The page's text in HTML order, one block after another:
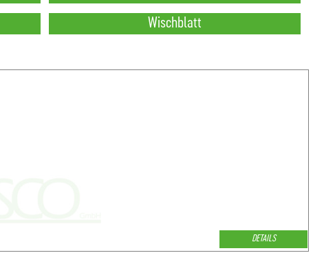
Wischblatt
DETAILS